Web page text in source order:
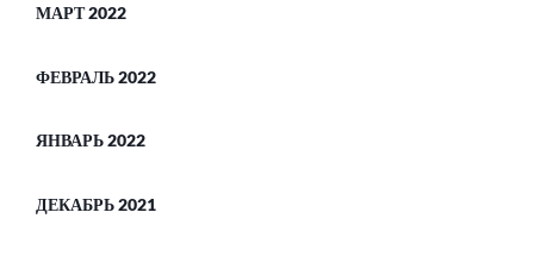
МАРТ 2022
ФЕВРАЛЬ 2022
ЯНВАРЬ 2022
ДЕКАБРЬ 2021